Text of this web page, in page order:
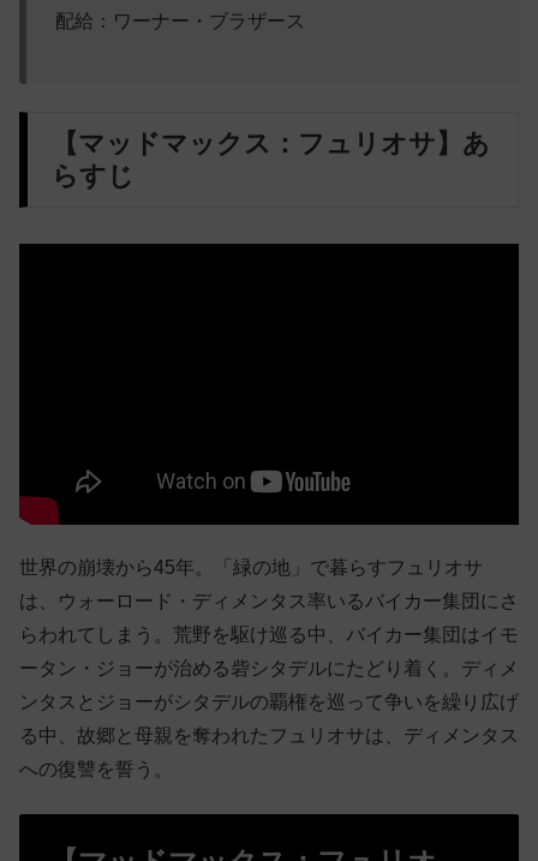
配給：ワーナー・ブラザース
【マッドマックス：フュリオサ】あ
らすじ
世界の崩壊から45年。「緑の地」で暮らすフュリオサ
は、ウォーロード・ディメンタス率いるバイカー集団にさ
らわれてしまう。荒野を駆け巡る中、バイカー集団はイモ
ータン・ジョーが治める砦シタデルにたどり着く。ディメ
ンタスとジョーがシタデルの覇権を巡って争いを繰り広げ
る中、故郷と母親を奪われたフュリオサは、ディメンタス
への復讐を誓う。